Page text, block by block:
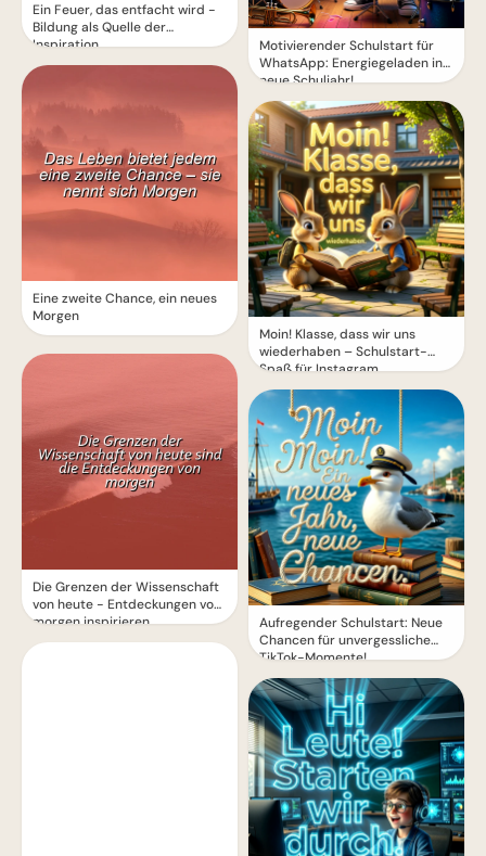
Ein Feuer, das entfacht wird -
Bildung als Quelle der
Inspiration
Eine zweite Chance, ein neues
Morgen
Die Grenzen der Wissenschaft
von heute - Entdeckungen von
morgen inspirieren
Motivierender Schulstart für
WhatsApp: Energiegeladen ins
neue Schuljahr!
Moin! Klasse, dass wir uns
wiederhaben – Schulstart-
Spaß für Instagram
Aufregender Schulstart: Neue
Chancen für unvergessliche
TikTok-Momente!